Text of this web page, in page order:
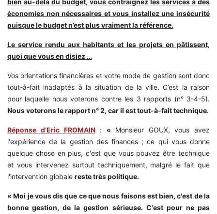
économies non nécessaires et vous installez une insécurité
puisque le budget n’est plus vraiment la référence.
Le service rendu aux habitants et les projets en pâtissent,
quoi que vous en disiez …
Vos orientations financières et votre mode de gestion sont donc
tout-à-fait inadaptés à la situation de la ville. C’est la raison
pour laquelle nous voterons contre les 3 rapports (n° 3-4-5).
Nous voterons le rapport n° 2, car il est tout-à-fait technique.
Réponse d’Eric FROMAIN: « Monsieur GOUX, vous avez
l'expérience de la gestion des finances ; ce qui vous donne
quelque chose en plus, c'est que vous pouvez être technique
et vous intervenez surtout techniquement, malgré le fait que
l'intervention globale reste très politique.
« Moi je vous dis que ce que nous faisons est bien, c'est de la
bonne gestion, de la gestion sérieuse. C'est pour ne pas